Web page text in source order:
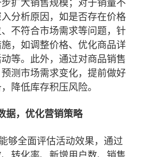
扩大销售规模；对于销量不
分析原因，如是否存在价格
不符合市场需求等问题，针
，如调整价格、优化商品详
等。此外，通过对商品销售
测市场需求变化，提前做好
降低库存积压风险。
据，优化营销策略
够全面评估活动效果，通过